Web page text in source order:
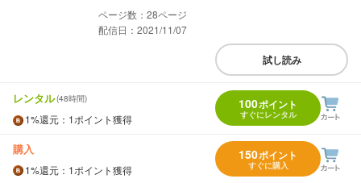
28
配信日：2021/11/07
試し読み
レンタル(48時間)
1%還元 ：1ポイント獲得
100ポイント
すぐにレンタル
購入
1%還元 ：1ポイント獲得
150ポイント
すぐに購入